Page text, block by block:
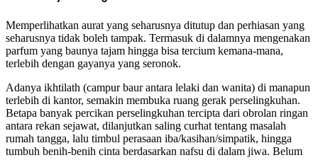
Memperlihatkan aurat yang seharusnya ditutup dan perhiasan yang
seharusnya tidak boleh tampak. Termasuk di dalamnya mengenakan
parfum yang baunya tajam hingga bisa tercium kemana-mana,
terlebih dengan gayanya yang seronok.
Adanya ikhtilath (campur baur antara lelaki dan wanita) di manapun
terlebih di kantor, semakin membuka ruang gerak perselingkuhan.
Betapa banyak percikan perselingkuhan tercipta dari obrolan ringan
antara rekan sejawat, dilanjutkan saling curhat tentang masalah
rumah tangga, lalu timbul perasaan iba/kasihan/simpatik, hingga
tumbuh benih-benih cinta berdasarkan nafsu di dalam jiwa. Belum